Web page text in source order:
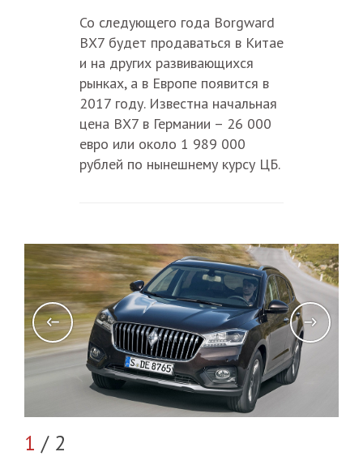
Со следующего года Borgward
BX7 будет продаваться в Китае
и на других развивающихся
рынках, а в Европе появится в
2017 году. Известна начальная
цена BX7 в Германии – 26 000
евро или около 1 989 000
рублей по нынешнему курсу ЦБ.
1 / 2